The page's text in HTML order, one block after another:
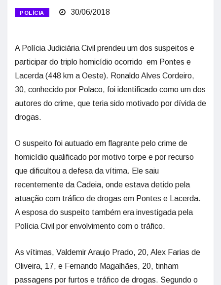
POLÍCIA 30/06/2018
A Polícia Judiciária Civil prendeu um dos suspeitos e
participar do triplo homicídio ocorrido em Pontes e
Lacerda (448 km a Oeste). Ronaldo Alves Cordeiro,
30, conhecido por Polaco, foi identificado como um dos
autores do crime, que teria sido motivado por dívida de
drogas.
O suspeito foi autuado em flagrante pelo crime de
homicídio qualificado por motivo torpe e por recurso
que dificultou a defesa da vítima. Ele saiu
recentemente da Cadeia, onde estava detido pela
atuação com tráfico de drogas em Pontes e Lacerda.
A esposa do suspeito também era investigada pela
Polícia Civil por envolvimento com o tráfico.
As vítimas, Valdemir Araujo Prado, 20, Alex Farias de
Oliveira, 17, e Fernando Magalhães, 20, tinham
passagens por furtos e tráfico de drogas. Segundo o